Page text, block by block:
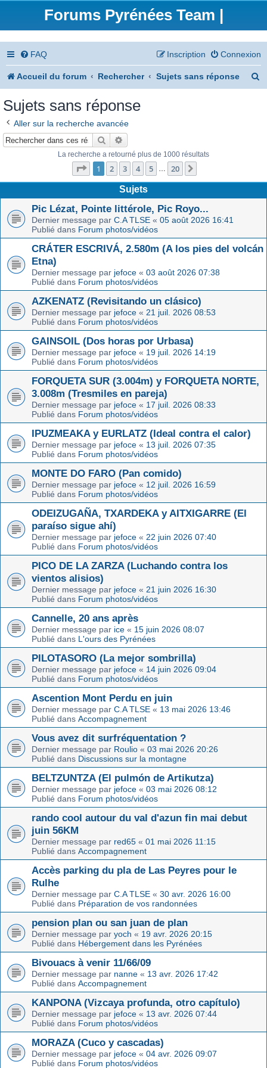
Forums Pyrénées Team |
FAQ Connexion
Inscription
Accueil du forum Rechercher Sujets sans réponse
Sujets sans réponse
Aller sur la recherche avancée
Rechercher
La recherche a retourné plus de 1000 résultats
Page 1sur20
1 2 3 4 5 … 20
Sujets
Pic Lézat, Pointe littérole, Pic Royo...
Dernier message par C.A TLSE « 05 août 2026 16:41
Publié dans Forum photos/vidéos
CRÁTER ESCRIVÁ, 2.580m (A los pies del volcán
Etna)
Dernier message par jefoce « 03 août 2026 07:38
Publié dans Forum photos/vidéos
AZKENATZ (Revisitando un clásico)
Dernier message par jefoce « 21 juil. 2026 08:53
Publié dans Forum photos/vidéos
GAINSOIL (Dos horas por Urbasa)
Dernier message par jefoce « 19 juil. 2026 14:19
Publié dans Forum photos/vidéos
FORQUETA SUR (3.004m) y FORQUETA NORTE,
3.008m (Tresmiles en pareja)
Dernier message par jefoce « 17 juil. 2026 08:33
Publié dans Forum photos/vidéos
IPUZMEAKA y EURLATZ (Ideal contra el calor)
Dernier message par jefoce « 13 juil. 2026 07:35
Publié dans Forum photos/vidéos
MONTE DO FARO (Pan comido)
Dernier message par jefoce « 12 juil. 2026 16:59
Publié dans Forum photos/vidéos
ODEIZUGAÑA, TXARDEKA y AITXIGARRE (El
paraíso sigue ahí)
Dernier message par jefoce « 22 juin 2026 07:40
Publié dans Forum photos/vidéos
PICO DE LA ZARZA (Luchando contra los
vientos alisios)
Dernier message par jefoce « 21 juin 2026 16:30
Publié dans Forum photos/vidéos
Cannelle, 20 ans après
Dernier message par ice « 15 juin 2026 08:07
Publié dans L'ours des Pyrénées
PILOTASORO (La mejor sombrilla)
Dernier message par jefoce « 14 juin 2026 09:04
Publié dans Forum photos/vidéos
Ascention Mont Perdu en juin
Dernier message par C.A TLSE « 13 mai 2026 13:46
Publié dans Accompagnement
Vous avez dit surfréquentation ?
Dernier message par Roulio « 03 mai 2026 20:26
Publié dans Discussions sur la montagne
BELTZUNTZA (El pulmón de Artikutza)
Dernier message par jefoce « 03 mai 2026 08:12
Publié dans Forum photos/vidéos
rando cool autour du val d'azun fin mai debut
juin 56KM
Dernier message par red65 « 01 mai 2026 11:15
Publié dans Accompagnement
Accès parking du pla de Las Peyres pour le
Rulhe
Dernier message par C.A TLSE « 30 avr. 2026 16:00
Publié dans Préparation de vos randonnées
pension plan ou san juan de plan
Dernier message par yoch « 19 avr. 2026 20:15
Publié dans Hébergement dans les Pyrénées
Bivouacs à venir 11/66/09
Dernier message par nanne « 13 avr. 2026 17:42
Publié dans Accompagnement
KANPONA (Vizcaya profunda, otro capítulo)
Dernier message par jefoce « 13 avr. 2026 07:44
Publié dans Forum photos/vidéos
MORAZA (Cuco y cascadas)
Dernier message par jefoce « 04 avr. 2026 09:07
Publié dans Forum photos/vidéos